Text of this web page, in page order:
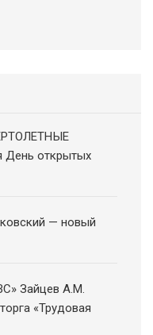
День открытых
— новый
Зайцев А.М.
«Трудовая